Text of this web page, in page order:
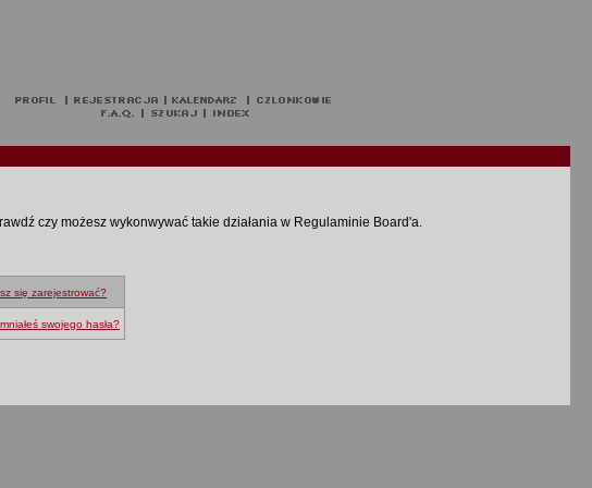
czy możesz wykonwywać takie działania w Regulaminie Board'a.
się zarejestrować?
swojego hasła?